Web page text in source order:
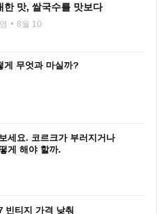
한 맛, 쌀국수를 맛보다
8월 10
게 무엇과 마실까?
세요. 코르크가 부러지거나
게 해야 할까.
빈티지 가격 낮춰